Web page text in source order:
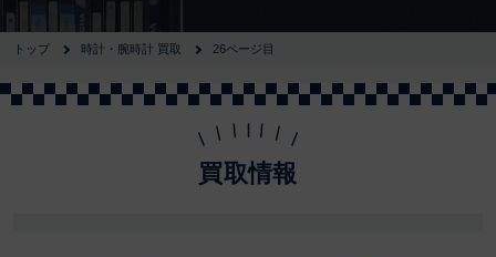
トップ 時計・腕時計 買取 26ページ目
買取情報